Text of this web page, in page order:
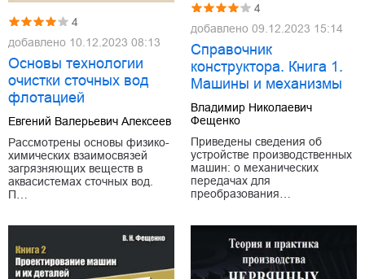
4
добавлено 10.12.2023 08:13
Основы технологии
очистки сточных вод
флотацией
Евгений Валерьевич Алексеев
Рассмотрены основы физико-
химических взаимосвязей
загрязняющих веществ в
аквасистемах сточных вод.
П…
4
добавлено 09.12.2023 15:14
Справочник
конструктора. Книга 1.
Машины и механизмы
Владимир Николаевич
Фещенко
Приведены сведения об
устройстве производственных
машин: о механических
передачах для
преобразования…